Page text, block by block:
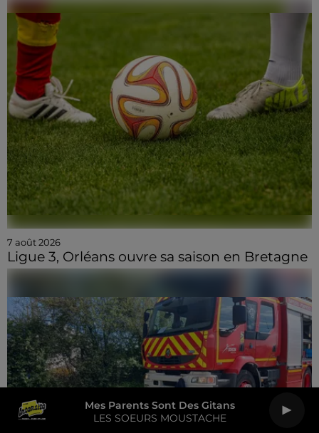
Mes Parents Sont Des Gitans
LES SOEURS MOUSTACHE
7 août 2026
Ligue 3, Orléans ouvre sa saison en Bretagne